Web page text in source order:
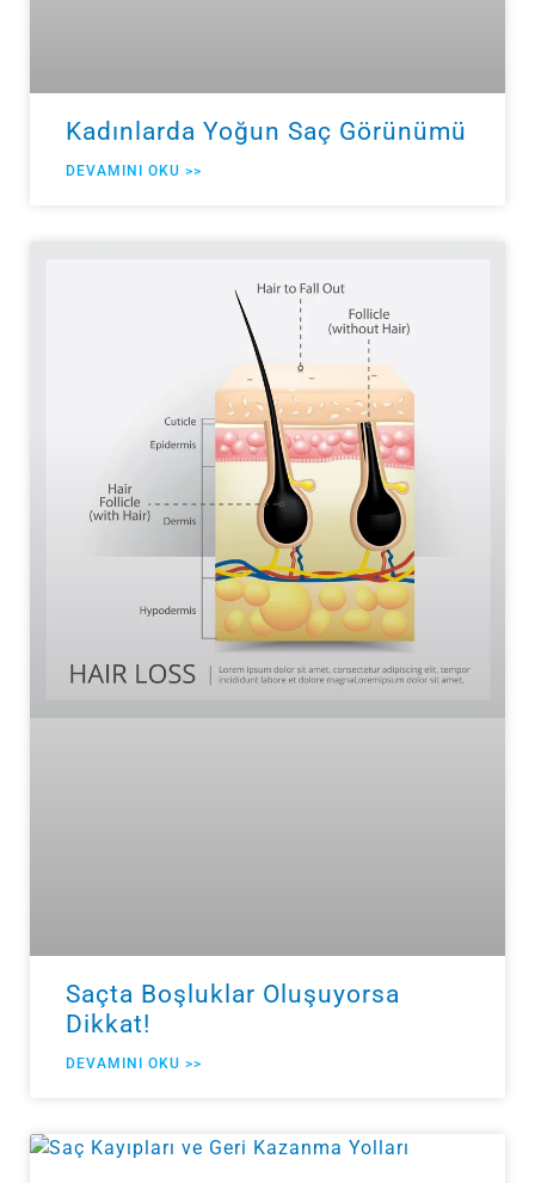
Kadınlarda Yoğun Saç Görünümü
DEVAMINI OKU >>
Saçta Boşluklar Oluşuyorsa
Dikkat!
DEVAMINI OKU >>